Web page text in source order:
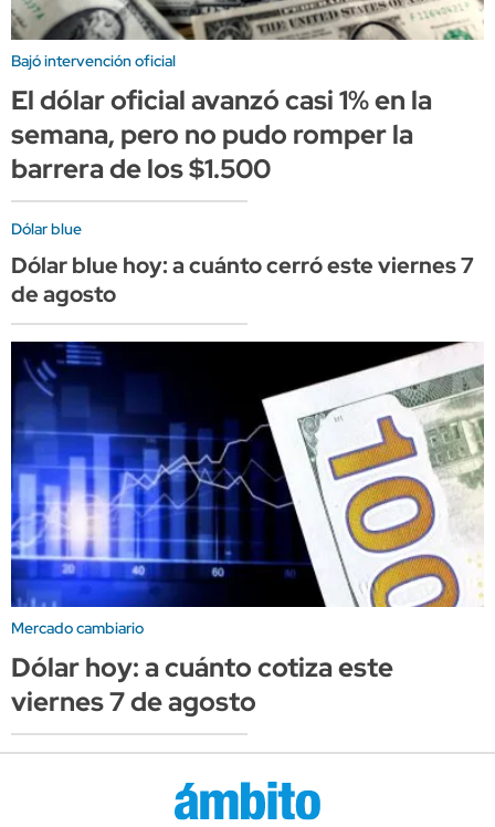
Bajó intervención oficial
El dólar oficial avanzó casi 1% en la
semana, pero no pudo romper la
barrera de los $1.500
Dólar blue
Dólar blue hoy: a cuánto cerró este viernes 7
de agosto
Mercado cambiario
Dólar hoy: a cuánto cotiza este
viernes 7 de agosto